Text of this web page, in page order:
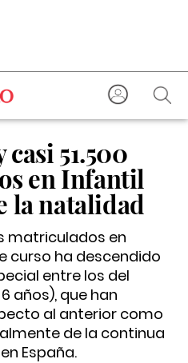
51.500
en Infantil
la natalidad
matriculados en
curso ha descendido
entre los del
años), que han
al anterior como
de la continua
España.